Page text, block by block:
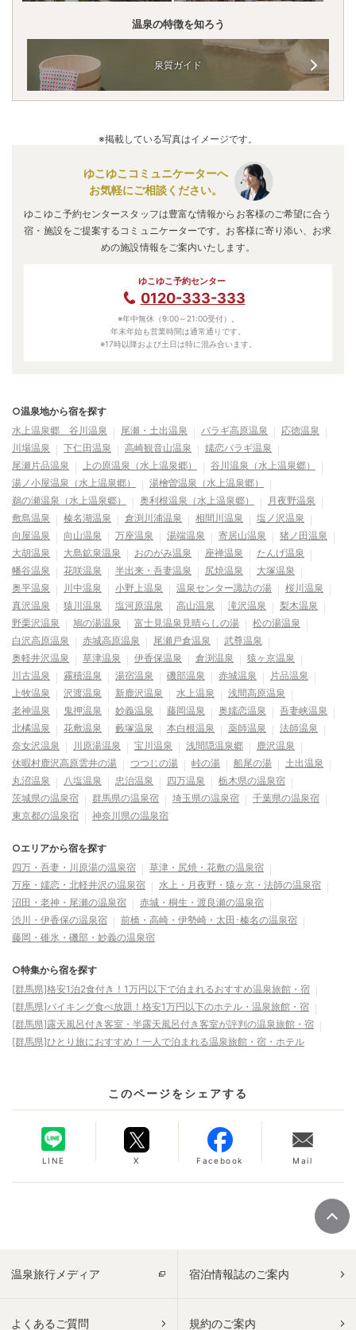
温泉の特徴を知ろう
泉質ガイド
※掲載している写真はイメージです。
ゆこゆこコミュニケーターへ
お気軽にご相談ください。
ゆこゆこ予約センタースタッフは豊富な情報からお客様のご希望に合う
宿・施設をご提案するコミュニケーターです。お客様に寄り添い、お求
めの施設情報をご案内いたします。
ゆこゆこ予約センター
0120-333-333
※年中無休（9:00～21:00受付）。
年末年始も営業時間は通常通りです。
※17時以降および土日は特に混み合います。
○温泉地から宿を探す
水上温泉郷 谷川温泉
尾瀬・土出温泉 バラギ高原温泉
応徳温泉
川場温泉
下仁田温泉 高崎観音山温泉
嬬恋バラギ温泉
尾瀬片品温泉
上の原温泉（水上温泉郷）
谷川温泉（水上温泉郷）
湯ノ小屋温泉（水上温泉郷）
湯檜曽温泉（水上温泉郷）
鵜の瀬温泉（水上温泉郷）
奥利根温泉（水上温泉郷）
月夜野温泉
敷島温泉
榛名湖温泉 倉渕川浦温泉 相間川温泉
塩ノ沢温泉
向屋温泉
向山温泉 万座温泉 湯端温泉 寄居山温泉
猪ノ田温泉
大胡温泉
大島鉱泉温泉 おのがみ温泉 座禅温泉
たんげ温泉
幡谷温泉
花咲温泉 半出来・吾妻温泉 尻焼温泉
大塚温泉
奥平温泉
川中温泉 小野上温泉 温泉センター諏訪の湯
桜川温泉
真沢温泉
猿川温泉 塩河原温泉 高山温泉 滝沢温泉
梨木温泉
野栗沢温泉
鳩の湯温泉 富士見温泉見晴らしの湯
松の湯温泉
白沢高原温泉
赤城高原温泉 尾瀬戸倉温泉
武尊温泉
奥軽井沢温泉
草津温泉 伊香保温泉 倉渕温泉
猿ヶ京温泉
川古温泉
霧積温泉 湯宿温泉 磯部温泉 赤城温泉
片品温泉
上牧温泉
沢渡温泉 新鹿沢温泉 水上温泉
浅間高原温泉
老神温泉
鬼押温泉 妙義温泉 藤岡温泉 奥嬬恋温泉
吾妻峡温泉
北橘温泉
花敷温泉 藪塚温泉 本白根温泉 薬師温泉
法師温泉
奈女沢温泉
川原湯温泉 宝川温泉 浅間隠温泉郷
鹿沢温泉
休暇村鹿沢高原雲井の湯
つつじの湯 峠の湯 船尾の湯
土出温泉
丸沼温泉
八塩温泉 忠治温泉 四万温泉
栃木県の温泉宿
茨城県の温泉宿
群馬県の温泉宿 埼玉県の温泉宿
千葉県の温泉宿
東京都の温泉宿
神奈川県の温泉宿
○エリアから宿を探す
四万・吾妻・川原湯の温泉宿
草津・尻焼・花敷の温泉宿
万座・嬬恋・北軽井沢の温泉宿
水上・月夜野・猿ヶ京・法師の温泉宿
沼田・老神・尾瀬の温泉宿
赤城・桐生・渡良瀬の温泉宿
渋川・伊香保の温泉宿
前橋・高崎・伊勢崎・太田･榛名の温泉宿
藤岡・碓氷・磯部・妙義の温泉宿
○特集から宿を探す
[群馬県]格安1泊2食付き！1万円以下で泊まれるおすすめ温泉旅館・宿
[群馬県]バイキング食べ放題！格安1万円以下のホテル・温泉旅館・宿
[群馬県]露天風呂付き客室・半露天風呂付き客室が評判の温泉旅館・宿
[群馬県]ひとり旅におすすめ！一人で泊まれる温泉旅館・宿・ホテル
このページをシェアする
LINE X Facebook Mail
温泉旅行メディア 宿泊情報誌のご案内
よくあるご質問 規約のご案内